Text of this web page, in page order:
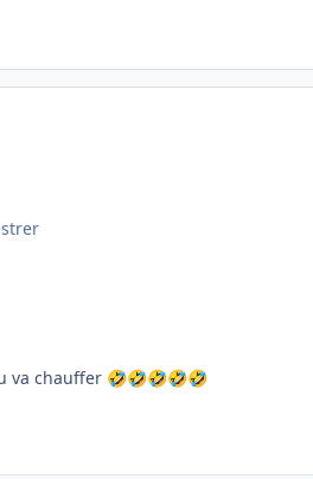
va chauffer 🤣🤣🤣🤣🤣